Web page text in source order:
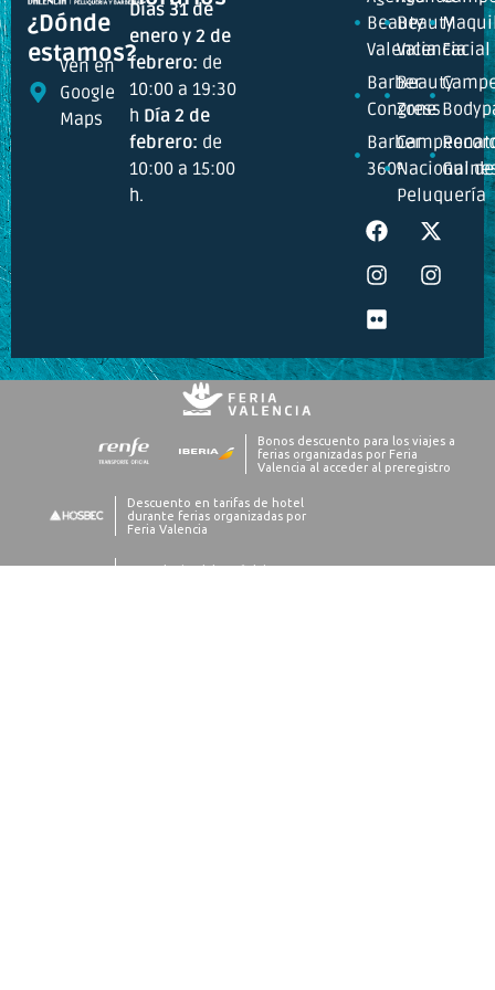
¿Dónde
estamos?
Ven en
Google
Maps
Días 31 de
enero y 2 de
febrero: de
10:00 a 19:30
h Día 2 de
febrero: de
10:00 a 15:00
h.
Beauty
Valencia
Barber
Congress
Barber
360º
Beauty
Valencia
Beauty
Zone
Nacional de
Peluquería
Facial